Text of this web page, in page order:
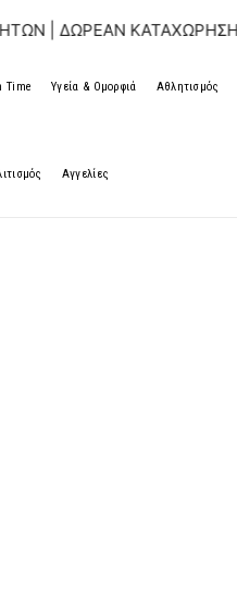
ΚΑΤΑΧΩΡΗΣΗ
Time Υγεία & Ομορφιά Αθλητισμός
Αγγελίες